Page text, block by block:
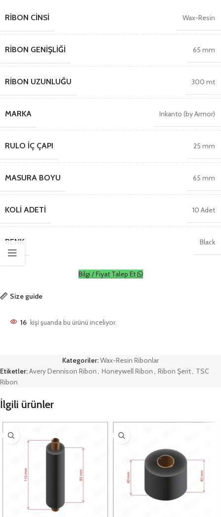
RIBON CINSI Wax-Resin
RIBON GENIŞLIĞI 65 mm
RIBON UZUNLUĞU 300 mt
MARKA Inkanto (by Armor)
RULO İÇ ÇAPI 25 mm
MASURA BOYU 65 mm
KOLI ADETI 10 Adet
RENK Black
Bilgi / Fiyat Talep Et
Size guide
16 kişi şuanda bu ürünü inceliyor.
Kategoriler:Wax-Resin Ribonlar
Etiketler:Avery Dennison Ribon, Honeywell Ribon, Ribon Şerit, TSC
Ribon
İlgili ürünler